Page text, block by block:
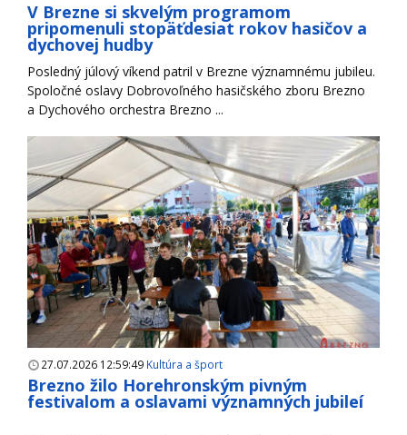
V Brezne si skvelým programom
pripomenuli stopäťdesiat rokov hasičov a
dychovej hudby
Posledný júlový víkend patril v Brezne významnému jubileu.
Spoločné oslavy Dobrovoľného hasičského zboru Brezno
a Dychového orchestra Brezno ...
27.07.2026 12:59:49 Kultúra a šport
Brezno žilo Horehronským pivným
festivalom a oslavami významných jubileí